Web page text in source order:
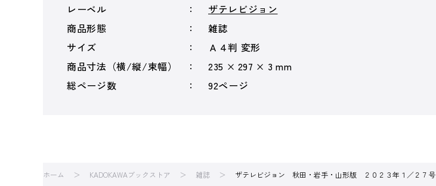
レーベル
ザテレビジョン
商品形態
雑誌
サイズ
Ａ４判 変形
商品寸法（横/縦/束幅）
235 × 297 × 3 mm
総ページ数
92ページ
ホーム KADOKAWAブックストア 雑誌 ザテレビジョン 秋田・岩手・山形版 ２０２３年１／２７号